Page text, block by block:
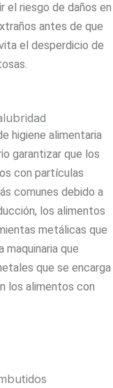
el riesgo de daños en
antes de que
el desperdicio de
higiene alimentaria
garantizar que los
con partículas
comunes debido a
los alimentos
metálicas que
maquinaria que
que se encarga
los alimentos con